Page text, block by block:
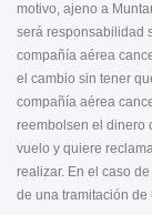
motivo, ajeno a
será responsabilidad
compañía aérea
el cambio sin tener
compañía aérea
reembolsen el dinero
vuelo y quiere
realizar. En el caso
de una tramitación